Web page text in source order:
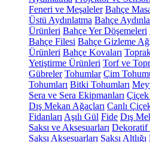
Feneri ve Meşaleler Bahçe
Üstü Aydınlatma Bahçe
Ürünleri Bahçe Yer Döşemeleri
Bahçe Filesi Bahçe Gizleme
Ürünleri Bahçe Kovaları
Yetiştirme Ürünleri Torf ve
Gübreler Tohumlar Çim
Tohumları Bitki Tohumları
Sera ve Sera Ekipmanları
Dış Mekan Ağaçları Canlı
Fidanları Aşılı Gül Fide Dış
Saksı ve Aksesuarları Dekoratif
Saksı Aksesuarları Saksı Altlığı